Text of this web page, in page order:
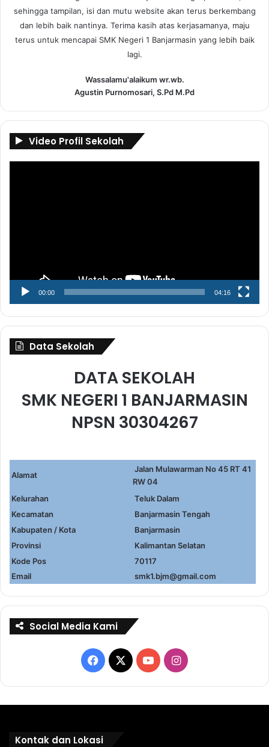
sehingga tampilan, isi dan mutu website akan terus berkembang
dan lebih baik nantinya. Terima kasih atas kerjasamanya, maju
terus untuk mencapai SMK Negeri 1 Banjarmasin yang lebih baik
lagi.
Wassalamu'alaikum wr.wb.
Agustin Purnomosari, S.Pd M.Pd
Video Profil Sekolah
00:00 04:16
Data Sekolah
DATA SEKOLAH
SMK NEGERI 1 BANJARMASIN
NPSN 30304267
Alamat
Jalan Mulawarman No 45 RT 41
RW 04
Kelurahan
Teluk Dalam
Kecamatan
Banjarmasin Tengah
Kabupaten / Kota
Banjarmasin
Provinsi
Kalimantan Selatan
Kode Pos
70117
Email
smk1.bjm@gmail.com
Social Media Kami
Facebook
X YouTubeInstagram
Kontak dan Lokasi